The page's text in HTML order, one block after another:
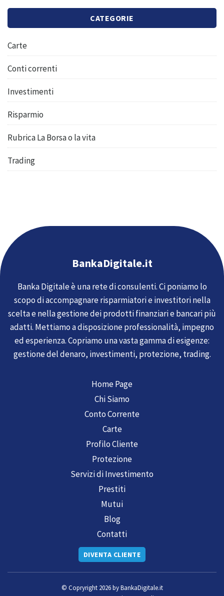
CATEGORIE
Carte
Conti correnti
Investimenti
Risparmio
Rubrica La Borsa o la vita
Trading
BankaDigitale.it
Banka Digitale è una rete di consulenti. Ci poniamo lo
scopo di accompagnare risparmiatori e investitori nella
scelta e nella gestione dei prodotti finanziari e bancari più
adatti. Mettiamo a disposizione professionalità, impegno
ed esperienza. Copriamo una vasta gamma di esigenze:
gestione del denaro, investimenti, protezione, trading.
Home Page
Chi Siamo
Conto Corrente
Carte
Profilo Cliente
Protezione
Servizi di Investimento
Prestiti
Mutui
Blog
Contatti
DIVENTA CLIENTE
© Copryright 2026 byBankaDigitale.it